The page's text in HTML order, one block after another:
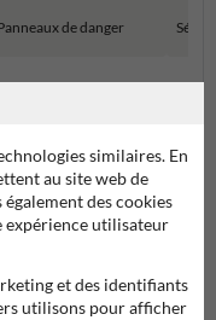
de danger Série
similaires. En
au site web de
des cookies
utilisateur
et des identifiants
utilisons pour afficher